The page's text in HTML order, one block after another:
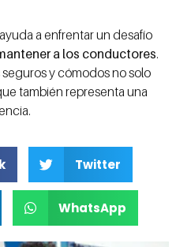
a enfrentar un desafío
a los conductores.
y cómodos no solo
también representa una
Twitter
WhatsApp